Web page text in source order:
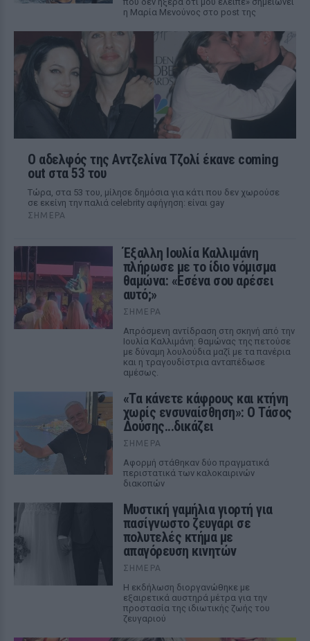
η Μαρία Μενούνος στο post της
Ο αδελφός της Αντζελίνα Τζολί έκανε coming
out στα 53 του
Τώρα, στα 53 του, μίλησε δημόσια για κάτι που δεν χωρούσε
σε εκείνη την παλιά celebrity αφήγηση: είναι gay
ΣΉΜΕΡΑ
Έξαλλη Ιουλία Καλλιμάνη
πλήρωσε με το ίδιο νόμισμα
θαμώνα: «Εσένα σου αρέσει
αυτό;»
ΣΉΜΕΡΑ
Απρόσμενη αντίδραση στη σκηνή από την
Ιουλία Καλλιμάνη: θαμώνας της πετούσε
με δύναμη λουλούδια μαζί με τα πανέρια
και η τραγουδίστρια ανταπέδωσε
αμέσως.
«Τα κάνετε κάφρους και κτήνη
χωρίς ενσυναίσθηση»: Ο Τάσος
Δούσης...δικάζει
ΣΉΜΕΡΑ
Αφορμή στάθηκαν δύο πραγματικά
περιστατικά των καλοκαιρινών
διακοπών
Μυστική γαμήλια γιορτή για
πασίγνωστο ζευγάρι σε
πολυτελές κτήμα με
απαγόρευση κινητών
ΣΉΜΕΡΑ
Η εκδήλωση διοργανώθηκε με
εξαιρετικά αυστηρά μέτρα για την
προστασία της ιδιωτικής ζωής του
ζευγαριού